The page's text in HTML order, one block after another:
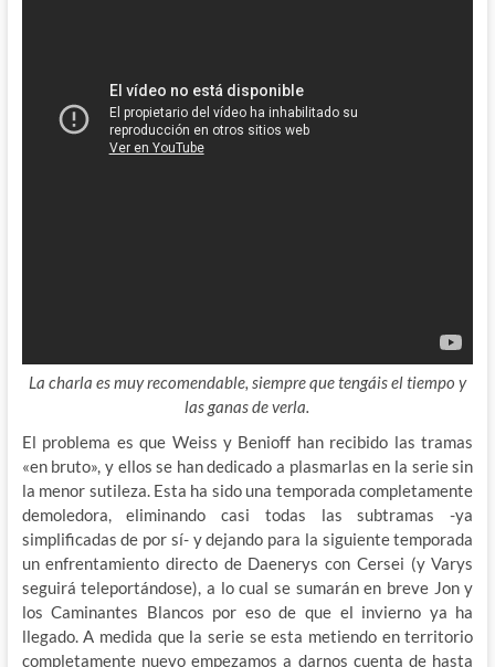
La charla es muy recomendable, siempre que tengáis el tiempo y
las ganas de verla.
El problema es que Weiss y Benioff han recibido las tramas
«en bruto», y ellos se han dedicado a plasmarlas en la serie sin
la menor sutileza. Esta ha sido una temporada completamente
demoledora, eliminando casi todas las subtramas -ya
simplificadas de por sí- y dejando para la siguiente temporada
un enfrentamiento directo de Daenerys con Cersei (y Varys
seguirá teleportándose), a lo cual se sumarán en breve Jon y
los Caminantes Blancos por eso de que el invierno ya ha
llegado. A medida que la serie se esta metiendo en territorio
completamente nuevo empezamos a darnos cuenta de hasta